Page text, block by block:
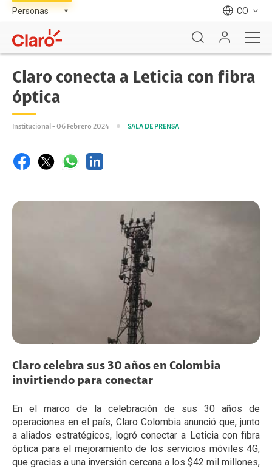
CO
Claro conecta a Leticia con fibra
óptica
Institucional - 06 Febrero 2024 SALA DE PRENSA
Claro celebra sus 30 años en Colombia
invirtiendo para conectar
En el marco de la celebración de sus 30 años de
operaciones en el país, Claro Colombia anunció que, junto
a aliados estratégicos, logró conectar a Leticia con fibra
óptica para el mejoramiento de los servicios móviles 4G,
que gracias a una inversión cercana a los $42 mil millones,